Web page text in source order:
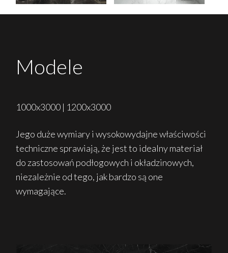
Modele
1000x3000 | 1200x3000
Jego duże wymiary i wysokowydajne właściwości
techniczne sprawiają, że jest to idealny materiał
do zastosowań podłogowych i okładzinowych,
niezależnie od tego, jak bardzo są one
wymagające.